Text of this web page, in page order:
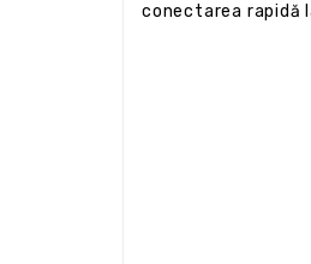
conectarea rapidă